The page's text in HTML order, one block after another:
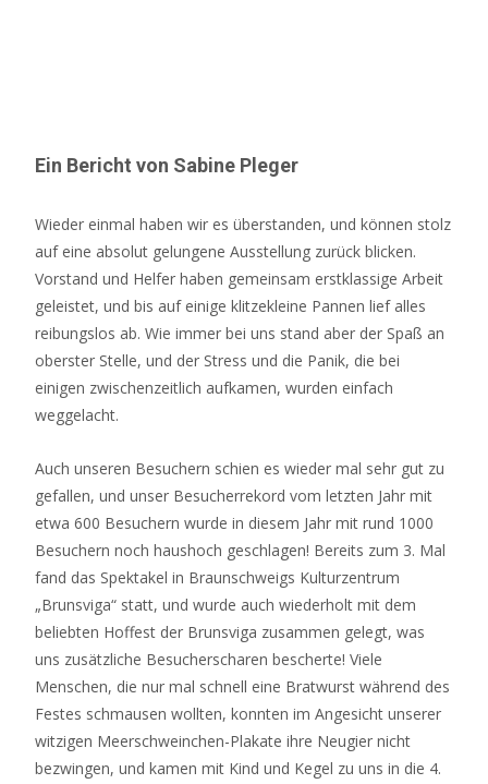
Ein Bericht von Sabine Pleger
Wieder einmal haben wir es überstanden, und können stolz
auf eine absolut gelungene Ausstellung zurück blicken.
Vorstand und Helfer haben gemeinsam erstklassige Arbeit
geleistet, und bis auf einige klitzekleine Pannen lief alles
reibungslos ab. Wie immer bei uns stand aber der Spaß an
oberster Stelle, und der Stress und die Panik, die bei
einigen zwischenzeitlich aufkamen, wurden einfach
weggelacht.
Auch unseren Besuchern schien es wieder mal sehr gut zu
gefallen, und unser Besucherrekord vom letzten Jahr mit
etwa 600 Besuchern wurde in diesem Jahr mit rund 1000
Besuchern noch haushoch geschlagen! Bereits zum 3. Mal
fand das Spektakel in Braunschweigs Kulturzentrum
„Brunsviga“ statt, und wurde auch wiederholt mit dem
beliebten Hoffest der Brunsviga zusammen gelegt, was
uns zusätzliche Besucherscharen bescherte! Viele
Menschen, die nur mal schnell eine Bratwurst während des
Festes schmausen wollten, konnten im Angesicht unserer
witzigen Meerschweinchen-Plakate ihre Neugier nicht
bezwingen, und kamen mit Kind und Kegel zu uns in die 4.